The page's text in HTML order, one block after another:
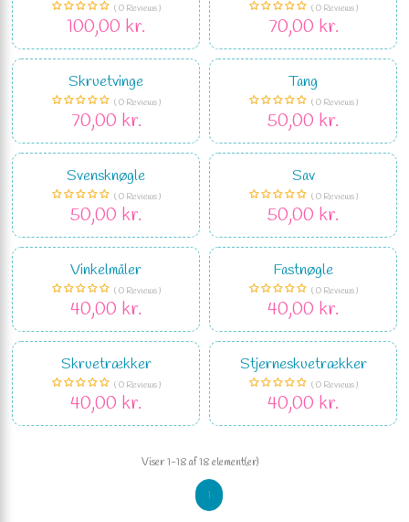
( 0 Reviews )
100,00 kr.
( 0 Reviews )
70,00 kr.
Skruetvinge
( 0 Reviews )
70,00 kr.
Tang
( 0 Reviews )
50,00 kr.
Svensknøgle
( 0 Reviews )
50,00 kr.
Sav
( 0 Reviews )
50,00 kr.
Vinkelmåler
( 0 Reviews )
40,00 kr.
Fastnøgle
( 0 Reviews )
40,00 kr.
Skruetrækker
( 0 Reviews )
40,00 kr.
Stjerneskuetrækker
( 0 Reviews )
40,00 kr.
Viser 1-18 af 18 element(er)
1